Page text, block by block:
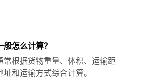
般怎么计算？
常根据货物重量、体积、运输距
址和运输方式综合计算。